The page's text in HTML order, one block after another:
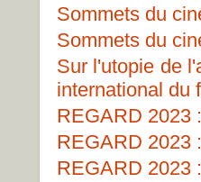
Sommets du
Sommets du
Sur l'utopie de
international du
REGARD 2023
REGARD 2023
REGARD 2023